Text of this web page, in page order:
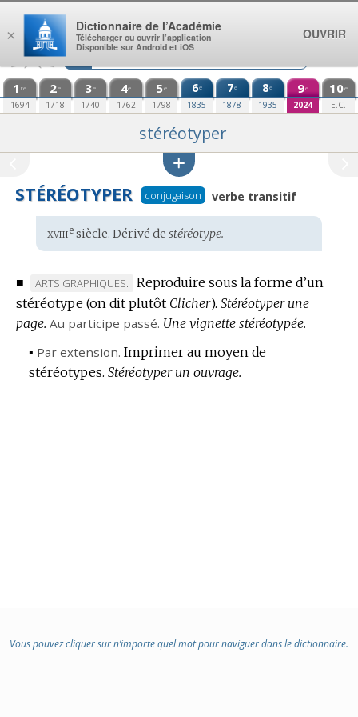
Aller au contenu
1 re
1694
2e
1718
3e
1740
4e
1762
5e
1798
6e
1835
7e
1878
8e
1935
9e
2024
10e
E.C.
stéréotyper
STÉRÉOTYPER conjugaison verbe transitif
Étymologie
:
xviiiesiècle. Dérivé de stéréotype.
■
MARQUE
DE
DOMAINE
ARTS GRAPHIQUES.
Reproduire sous la forme d’un
stéréotype (on dit plutôt Clicher). Stéréotyper une
page. Au participe passé. Une vignette stéréotypée.
▪ Par extension. Imprimer au moyen de
stéréotypes. Stéréotyper un ouvrage.
Vous pouvez cliquer sur n’importe quel mot pour naviguer dans le dictionnaire.
×
Dictionnaire de l’Académie
Télécharger ou ouvrir l’application
Disponible sur Android et iOS
OUVRIR